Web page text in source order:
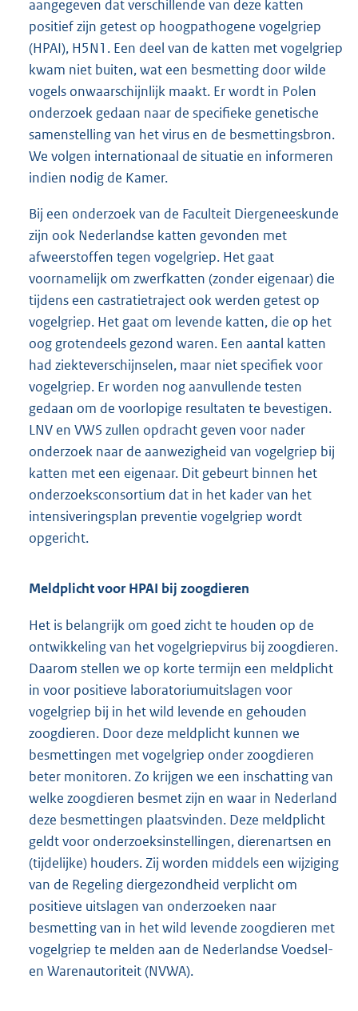
aangegeven dat verschillende van deze katten
positief zijn getest op hoogpathogene vogelgriep
(HPAI), H5N1. Een deel van de katten met vogelgriep
kwam niet buiten, wat een besmetting door wilde
vogels onwaarschijnlijk maakt. Er wordt in Polen
onderzoek gedaan naar de specifieke genetische
samenstelling van het virus en de besmettingsbron.
We volgen internationaal de situatie en informeren
indien nodig de Kamer.
Bij een onderzoek van de Faculteit Diergeneeskunde
zijn ook Nederlandse katten gevonden met
afweerstoffen tegen vogelgriep. Het gaat
voornamelijk om zwerfkatten (zonder eigenaar) die
tijdens een castratietraject ook werden getest op
vogelgriep. Het gaat om levende katten, die op het
oog grotendeels gezond waren. Een aantal katten
had ziekteverschijnselen, maar niet specifiek voor
vogelgriep. Er worden nog aanvullende testen
gedaan om de voorlopige resultaten te bevestigen.
LNV en VWS zullen opdracht geven voor nader
onderzoek naar de aanwezigheid van vogelgriep bij
katten met een eigenaar. Dit gebeurt binnen het
onderzoeksconsortium dat in het kader van het
intensiveringsplan preventie vogelgriep wordt
opgericht.
Meldplicht voor HPAI bij zoogdieren
Het is belangrijk om goed zicht te houden op de
ontwikkeling van het vogelgriepvirus bij zoogdieren.
Daarom stellen we op korte termijn een meldplicht
in voor positieve laboratoriumuitslagen voor
vogelgriep bij in het wild levende en gehouden
zoogdieren. Door deze meldplicht kunnen we
besmettingen met vogelgriep onder zoogdieren
beter monitoren. Zo krijgen we een inschatting van
welke zoogdieren besmet zijn en waar in Nederland
deze besmettingen plaatsvinden. Deze meldplicht
geldt voor onderzoeksinstellingen, dierenartsen en
(tijdelijke) houders. Zij worden middels een wijziging
van de Regeling diergezondheid verplicht om
positieve uitslagen van onderzoeken naar
besmetting van in het wild levende zoogdieren met
vogelgriep te melden aan de Nederlandse Voedsel-
en Warenautoriteit (NVWA).